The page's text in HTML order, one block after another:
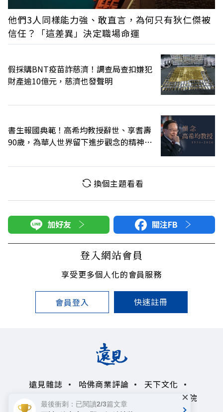
他們3人同樣能力強、敢直言，為何只有狄仁傑被
信任？「這差異」決定職場命運
假採購BNT疫苗詐慈濟！調查局查扣嫌犯
財產逾10億元，慈濟也發聲明
書生報國典範！高希均教授辭世、享耆壽
90歲，為華人世界留下進步觀念的精神遺
換個主題看看
加好友 關注FB
登入網站會員
享受更多個人化的會員服務
會員登入 快速註冊
遠見雜誌 哈佛商業評論
天下文化
未來親子學習平台
50+ 領導影響力學院
最後衝刺：已閱讀2/3篇文章 ×